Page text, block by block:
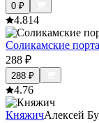
0 ₽
4.814
Соликамские
288 ₽
288 ₽
4.76
КняжичАлексей